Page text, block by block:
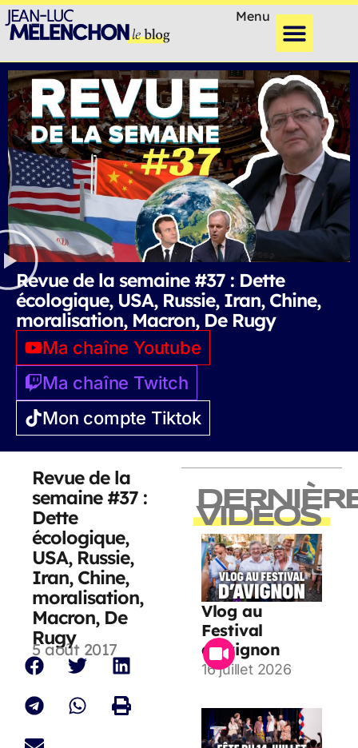
Menu
Revue de la semaine #37 : Dette
écologique, USA, Russie, Iran, Chine,
moralisation, Macron, De Rugy
Ma chaîne Youtube
Ma chaîne Twitch
Mon compte Tiktok
Revue de la
semaine #37 :
Dette
écologique,
USA, Russie,
Iran, Chine,
moralisation,
Macron, De
Rugy
5 août 2017
VIDEOS
Vlog au
Festival
d’Avignon
16 juillet 2026